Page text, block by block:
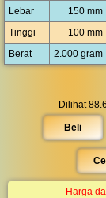
Lebar
150 mm
Tinggi
100 mm
Berat
2.000 gram
Dilihat
Beli
Harga